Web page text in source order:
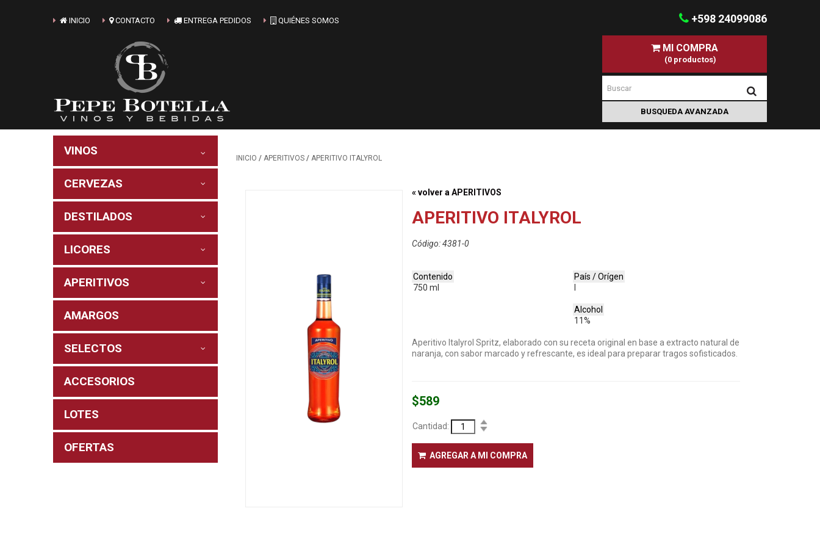
INICIO CONTACTO ENTREGA PEDIDOS QUIÉNES SOMOS +598 24099086
MI COMPRA
(0 productos)
VINOS
CERVEZAS
DESTILADOS
LICORES
APERITIVOS
AMARGOS
SELECTOS
ACCESORIOS
LOTES
OFERTAS
INICIO / APERITIVOS / APERITIVO ITALYROL
« volver a APERITIVOS
APERITIVO ITALYROL
Código: 4381-0
Contenido
750 ml
País / Orígen
Alcohol
11%
Aperitivo Italyrol Spritz, elaborado con su receta original en base a extracto natural de
naranja, con sabor marcado y refrescante, es ideal para preparar tragos sofisticados.
$589
Cantidad:
AGREGAR A MI COMPRA